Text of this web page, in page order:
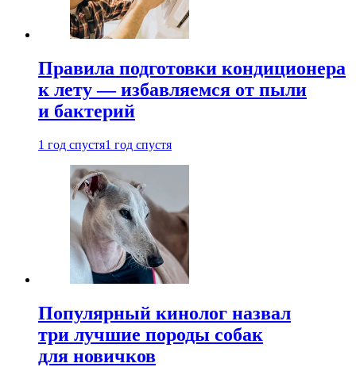
Правила подготовки кондиционера
к лету — избавляемся от пыли
и бактерий
1 год спустя1 год спустя
Популярный кинолог назвал
три лучшие породы собак
для новичков